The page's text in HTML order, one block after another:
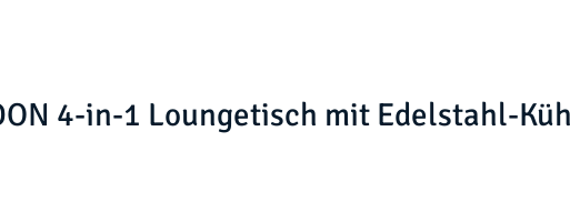
4-in-1 Loungetisch mit Edelstahl-